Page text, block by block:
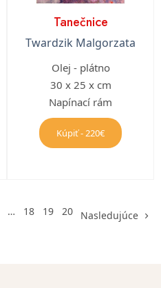
Tanečnice
Twardzik Malgorzata
Olej - plátno
30 x 25 x cm
Napínací rám
Kúpiť - 220€
… 18 19 20 Nasledujúce